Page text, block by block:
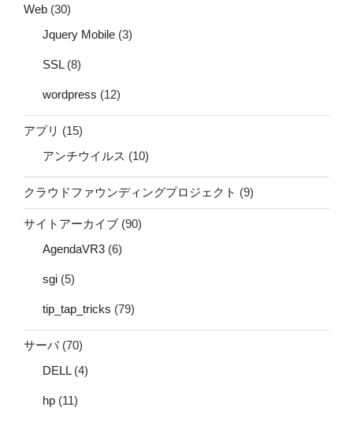
Web (30)
Jquery Mobile (3)
SSL(8)
wordpress (12)
アプリ (15)
アンチウイルス (10)
クラウドファウンディングプロジェクト (9)
サイトアーカイブ (90)
AgendaVR3 (6)
sgi (5)
tip_tap_tricks (79)
サーバ(70)
DELL(4)
hp (11)